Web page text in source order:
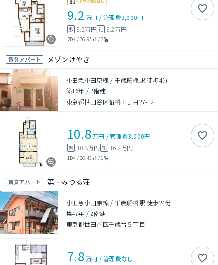
9.2 万円 /管理費3,000円
敷 9.2万円礼 9.2万円
2DK /36.95㎡ /3階
賃貸アパート メゾンけやき
小田急小田原線 / 千歳船橋駅 徒歩4分
築16年 /2階建
東京都世田谷区船橋１丁目27-12
10.8万円 /管理費3,000円
敷 10.8万円 礼 16.2万円
1DK /36.42㎡ / 1階
賃貸アパート 第一みつる荘
小田急小田原線 / 千歳船橋駅 徒歩24分
築47年 /2階建
東京都世田谷区千歳台５丁目
7.8万円 /管理費なし